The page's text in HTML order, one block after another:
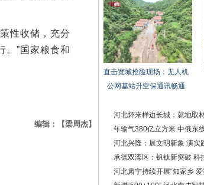
性收储，充分
。”国家粮食和
编辑：【梁周杰】
直击宽城抢险现场：无人机
公网基站升空保通讯畅通
河北怀来样边长城：就地取
年输气380亿立方米 中俄东
河北兴隆：展文明新象 演实
承德双滦区：钒钛新突破 科
河北肃宁持续开展“知家乡